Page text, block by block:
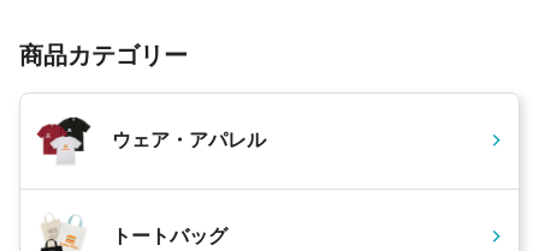
商品カテゴリー
ウェア・アパレル
トートバッグ